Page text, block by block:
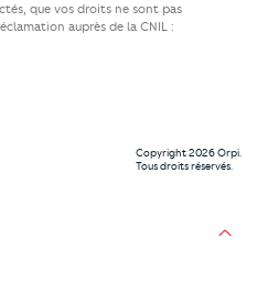
que vos droits ne sont pas
auprès de la CNIL :
Copyright 2026 Orpi.
Tous droits réservés.